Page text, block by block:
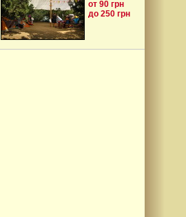
от 90 грн
до 250 грн